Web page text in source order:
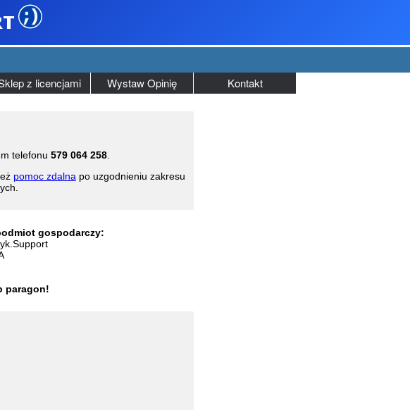
z licencjami Wystaw Opinię Kontakt
telefonu 579 064 258
pomoc zdalna po uzgodnieniu zakresu
gospodarczy:
paragon!